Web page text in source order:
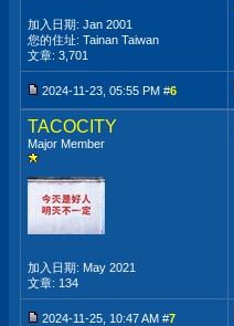
加入日期: Jan 2001
您的住址: Tainan Taiwan
文章: 3,701
2024-11-23, 05:55 PM #6
TACOCITY
Major Member
加入日期: May 2021
文章: 134
2024-11-25, 10:47 AM #7